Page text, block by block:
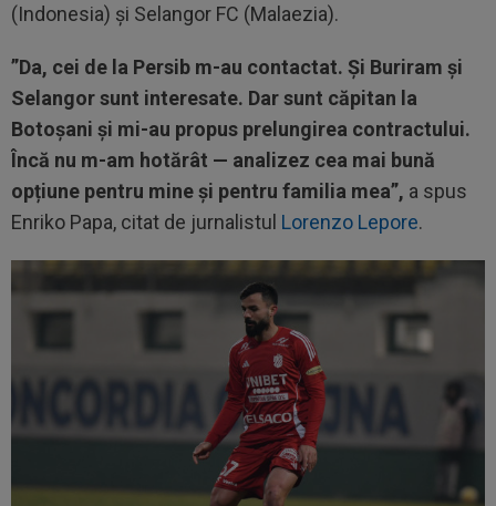
(Indonesia) și Selangor FC (Malaezia).
”Da, cei de la Persib m-au contactat. Și Buriram și
Selangor sunt interesate. Dar sunt căpitan la
Botoșani și mi-au propus prelungirea contractului.
Încă nu m-am hotărât — analizez cea mai bună
opțiune pentru mine și pentru familia mea”, a spus
Enriko Papa, citat de jurnalistul Lorenzo Lepore.